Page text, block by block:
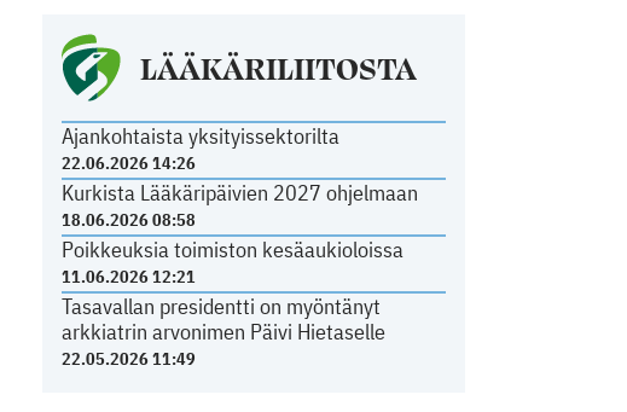
LÄÄKÄRILIITOSTA
Ajankohtaista yksityissektorilta
22.06.2026 14:26
Kurkista Lääkäripäivien 2027 ohjelmaan
18.06.2026 08:58
Poikkeuksia toimiston kesäaukioloissa
11.06.2026 12:21
Tasavallan presidentti on myöntänyt
arkkiatrin arvonimen Päivi Hietaselle
22.05.2026 11:49